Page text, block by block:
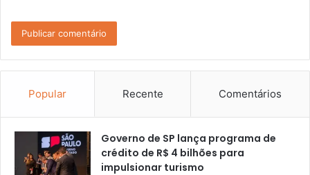
Popular Recente Comentários
Governo de SP lança programa de
crédito de R$ 4 bilhões para
impulsionar turismo